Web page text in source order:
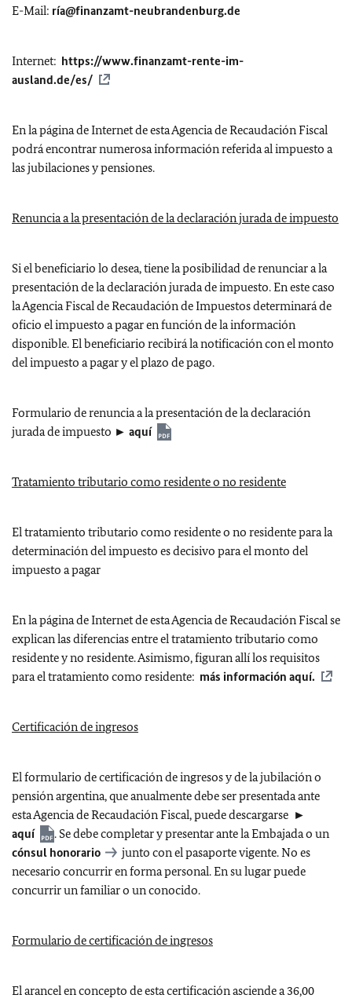
E-Mail: ría@finanzamt-neubrandenburg.de
Internet: https://www.finanzamt-rente-im-
ausland.de/es/
En la página de Internet de esta Agencia de Recaudación Fiscal
podrá encontrar numerosa información referida al impuesto a
las jubilaciones y pensiones.
Renuncia a la presentación de la declaración jurada de impuesto
Si el beneficiario lo desea, tiene la posibilidad de renunciar a la
presentación de la declaración jurada de impuesto. En este caso
la Agencia Fiscal de Recaudación de Impuestos determinará de
oficio el impuesto a pagar en función de la información
disponible. El beneficiario recibirá la notificación con el monto
del impuesto a pagar y el plazo de pago.
Formulario de renuncia a la presentación de la declaración
jurada de impuesto ► aquí
Tratamiento tributario como residente o no residente
El tratamiento tributario como residente o no residente para la
determinación del impuesto es decisivo para el monto del
impuesto a pagar
En la página de Internet de esta Agencia de Recaudación Fiscal se
explican las diferencias entre el tratamiento tributario como
residente y no residente. Asimismo, figuran allí los requisitos
para el tratamiento como residente: más información aquí.
Certificación de ingresos
El formulario de certificación de ingresos y de la jubilación o
pensión argentina, que anualmente debe ser presentada ante
esta Agencia de Recaudación Fiscal, puede descargarse ►
aquí
. Se debe completar y presentar ante la Embajada o un
cónsul honorario
junto con el pasaporte vigente. No es
necesario concurrir en forma personal. En su lugar puede
concurrir un familiar o un conocido.
Formulario de certificación de ingresos
El arancel en concepto de esta certificación asciende a 36,00